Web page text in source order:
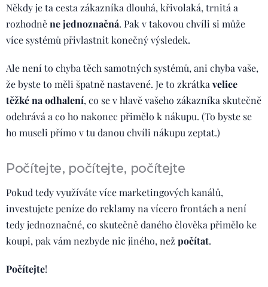
Někdy je ta cesta zákazníka dlouhá, křivolaká, trnitá a
rozhodněne jednoznačná. Pak v takovou chvíli si může
více systémů přivlastnit konečný výsledek.
Ale není to chyba těch samotných systémů, ani chyba vaše,
že byste to měli špatně nastavené. Je to zkrátka velice
těžké na odhalení, co se v hlavě vašeho zákazníka skutečně
odehrává a co ho nakonec přimělo k nákupu. (To byste se
ho museli přímo v tu danou chvíli nákupu zeptat.)
Počítejte, počítejte, počítejte
Pokud tedy využíváte více marketingových kanálů,
investujete peníze do reklamy na vícero frontách a není
tedy jednoznačné, co skutečně daného člověka přimělo ke
koupi, pak vám nezbyde nic jiného, než počítat.
Počítejte!